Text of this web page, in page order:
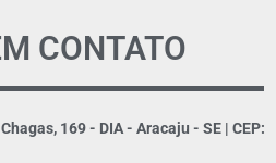
CONTATO
169 - DIA - Aracaju - SE | CEP: